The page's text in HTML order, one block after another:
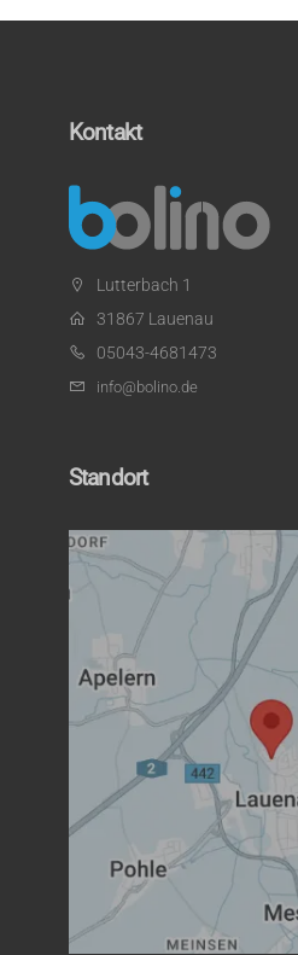
Kontakt
Lutterbach 1
31867 Lauenau
05043-4681473
info@bolino.de
Standort